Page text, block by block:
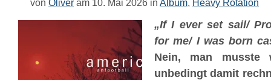
von Oliver am 10. Mai 2026 in Album, Heavy Rotation
„If I ever set sail/
for me/ I was born
Nein, man musste
unbedingt damit